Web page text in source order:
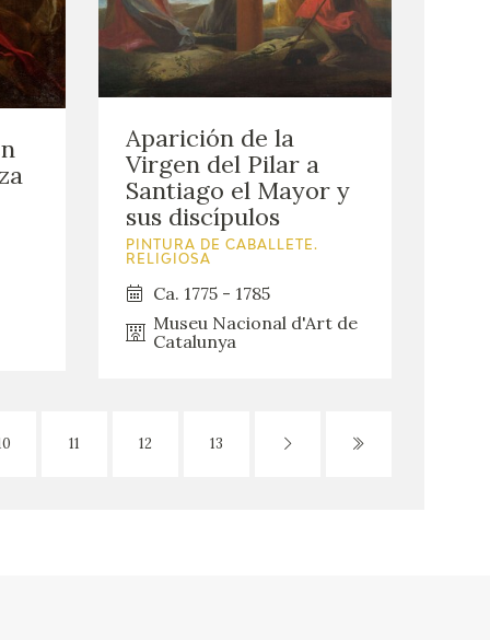
Aparición de la
Virgen del Pilar a
Santiago el Mayor y
sus discípulos
PINTURA DE CABALLETE.
RELIGIOSA
Ca. 1775 - 1785
Museu Nacional d'Art de
Catalunya
11 12 13